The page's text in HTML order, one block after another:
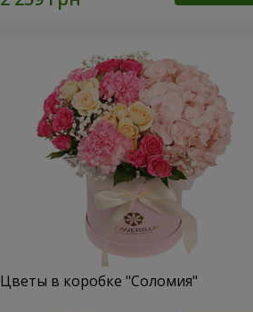
Цветы в коробке "Соломия"